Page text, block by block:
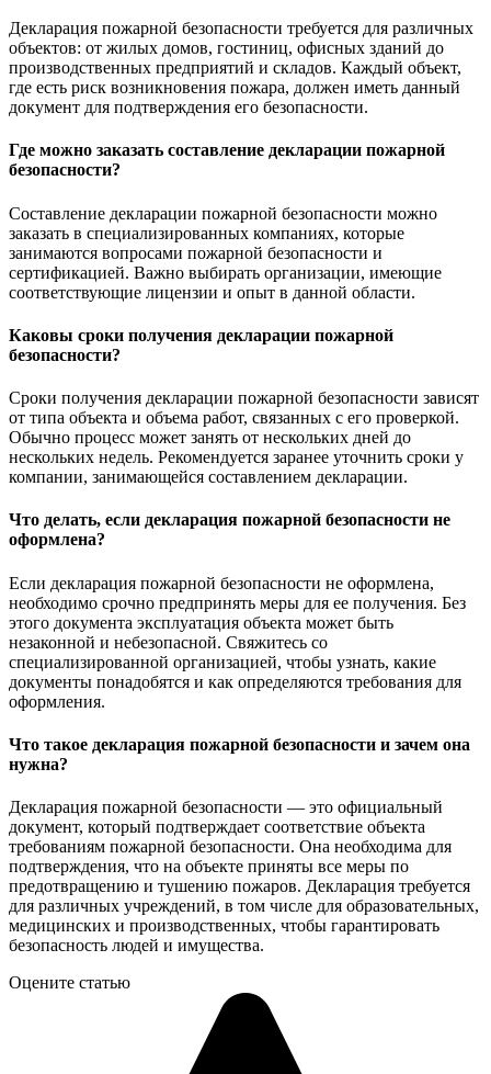
Декларация пожарной безопасности требуется для различных
объектов: от жилых домов, гостиниц, офисных зданий до
производственных предприятий и складов. Каждый объект,
где есть риск возникновения пожара, должен иметь данный
документ для подтверждения его безопасности.
Где можно заказать составление декларации пожарной
безопасности?
Составление декларации пожарной безопасности можно
заказать в специализированных компаниях, которые
занимаются вопросами пожарной безопасности и
сертификацией. Важно выбирать организации, имеющие
соответствующие лицензии и опыт в данной области.
Каковы сроки получения декларации пожарной
безопасности?
Сроки получения декларации пожарной безопасности зависят
от типа объекта и объема работ, связанных с его проверкой.
Обычно процесс может занять от нескольких дней до
нескольких недель. Рекомендуется заранее уточнить сроки у
компании, занимающейся составлением декларации.
Что делать, если декларация пожарной безопасности не
оформлена?
Если декларация пожарной безопасности не оформлена,
необходимо срочно предпринять меры для ее получения. Без
этого документа эксплуатация объекта может быть
незаконной и небезопасной. Свяжитесь со
специализированной организацией, чтобы узнать, какие
документы понадобятся и как определяются требования для
оформления.
Что такое декларация пожарной безопасности и зачем она
нужна?
Декларация пожарной безопасности — это официальный
документ, который подтверждает соответствие объекта
требованиям пожарной безопасности. Она необходима для
подтверждения, что на объекте приняты все меры по
предотвращению и тушению пожаров. Декларация требуется
для различных учреждений, в том числе для образовательных,
медицинских и производственных, чтобы гарантировать
безопасность людей и имущества.
Оцените статью